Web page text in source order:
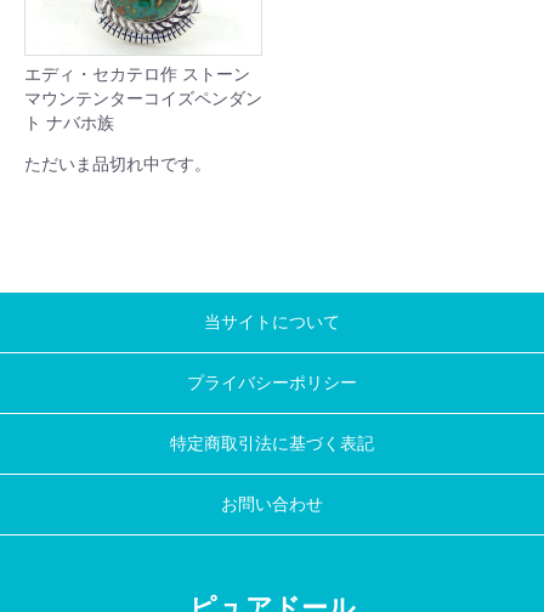
エディ・セカテロ作 ストーン
マウンテンターコイズペンダン
ト ナバホ族
ただいま品切れ中です。
当サイトについて
プライバシーポリシー
特定商取引法に基づく表記
お問い合わせ